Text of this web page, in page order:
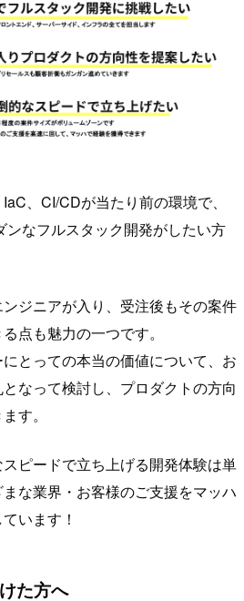
、CI/CDが当たり前の環境で、
ンなフルスタック開発がしたい方
ジニアが入り、受注後もその案件
点も魅力の一つです。
とっての本当の価値について、お
なって検討し、プロダクトの方向
す。
ピードで立ち上げる開発体験は単
な業界・お客様のご支援をマッハ
います！
た方へ